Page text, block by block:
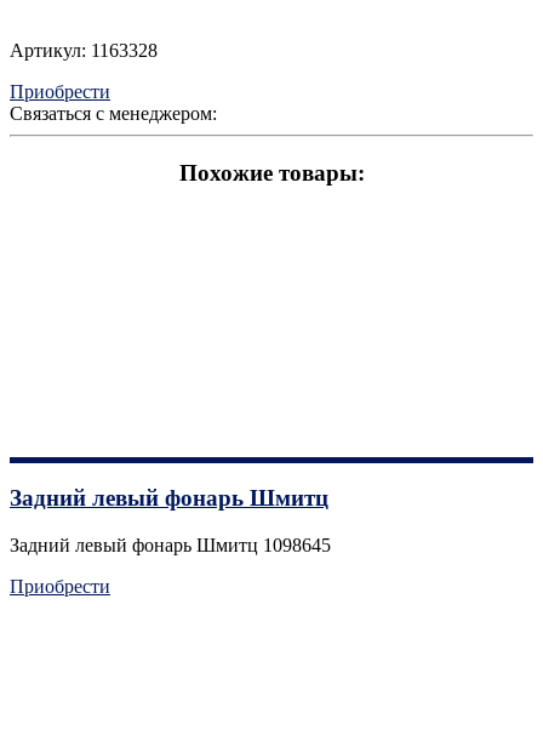
Артикул: 1163328
Приобрести
Связаться с менеджером:
Похожие товары:
Задний левый фонарь Шмитц
Задний левый фонарь Шмитц 1098645
Приобрести